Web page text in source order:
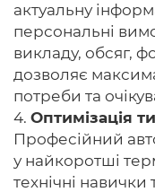
актуальну
персональні
викладу, обсяг,
дозволяє
потреби та
4. Оптимізація
Професійний
у найкоротші
технічні